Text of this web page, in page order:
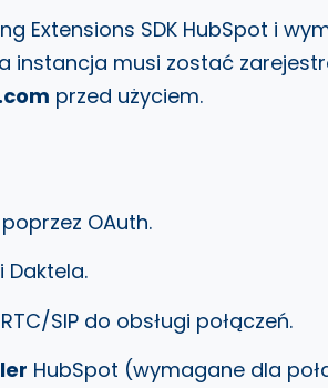
Extensions SDK HubSpot i
instancja musi zostać
przed użyciem.
OAuth.
Daktela.
SIP do obsługi połączeń.
HubSpot (wymagane dla